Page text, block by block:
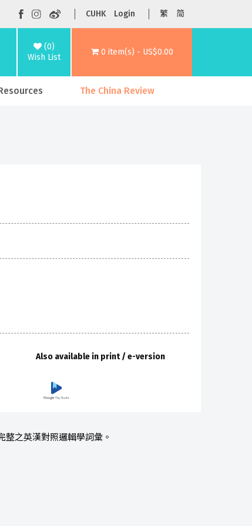
CUHK Login 繁 简
(0)
Wish List
0 item(s) - US$0.00
The China Review
Also available in print / e-version
之英漢對照邏輯學詞彙。